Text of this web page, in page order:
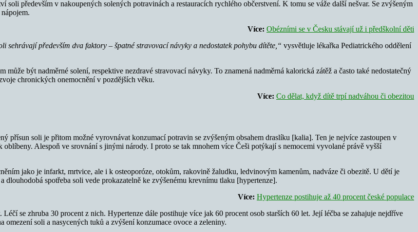
především v nakoupených solených potravinách a restauracích rychlého občerstvení. K tomu se váže další nešvar. Se zvýšeným
Více: Obézními se v Česku stávají už i předškolní děti
sehrávají především dva faktory – špatné stravovací návyky a nedostatek pohybu dítěte,“ vysvětluje lékařka Pediatrického oddělení
být nadměrné solení, respektive nezdravé stravovací návyky. To znamená nadměrná kalorická zátěž a často také nedostatečný
chronických onemocnění v pozdějších věku.
Více: Co dělat, když dítě trpí nadváhou či obezitou
přísun soli je přitom možné vyrovnávat konzumací potravin se zvýšeným obsahem draslíku [kalia]. Ten je nejvíce zastoupen v
Alespoň ve srovnání s jinými národy. I proto se tak mnohem více Češi potýkají s nemocemi vyvolané právě vyšší
jako je infarkt, mrtvice, ale i k osteoporóze, otokům, rakovině žaludku, ledvinovým kamenům, nadváze či obezitě. U dětí je
spotřeba soli vede prokazatelně ke zvýšenému krevnímu tlaku [hypertenze].
Více: Hypertenze postihuje až 40 procent české populace
se zhruba 30 procent z nich. Hypertenze dále postihuje více jak 60 procent osob starších 60 let. Její léčba se zahajuje nejdříve
soli a nasycených tuků a zvýšení konzumace ovoce a zeleniny.